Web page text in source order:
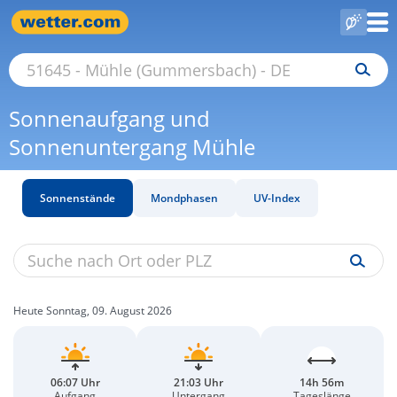
Sonnenaufgang und
Sonnenuntergang Mühle
Sonnenstände Mondphasen UV-Index
Heute Sonntag, 09. August 2026
06:07 Uhr
21:03 Uhr
14h 56m